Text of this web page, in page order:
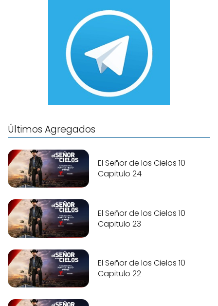
Últimos Agregados
El Señor de los Cielos 10
Capitulo 24
El Señor de los Cielos 10
Capitulo 23
El Señor de los Cielos 10
Capitulo 22